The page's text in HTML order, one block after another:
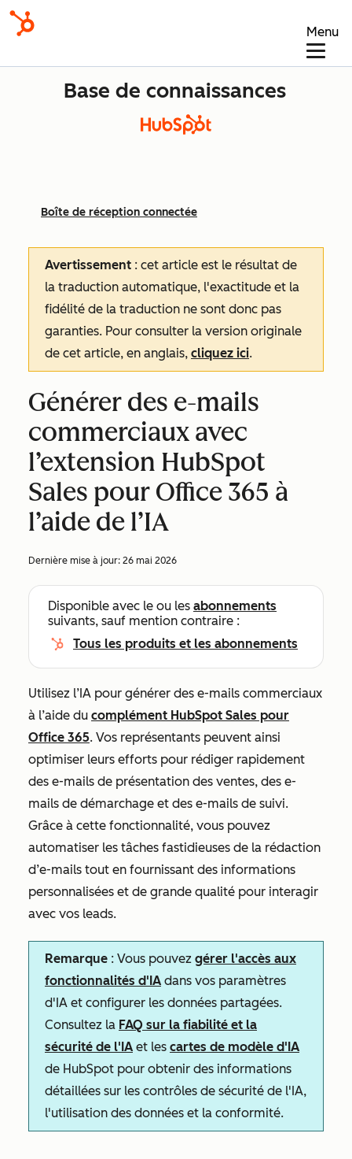
Menu
Base de connaissances
Boîte de réception connectée
Avertissement : cet article est le résultat de
la traduction automatique, l'exactitude et la
fidélité de la traduction ne sont donc pas
garanties. Pour consulter la version originale
de cet article, en anglais, cliquez ici.
Générer des e-mails
commerciaux avec
l’extension HubSpot
Sales pour Office 365 à
l’aide de l’IA
Dernière mise à jour: 26 mai 2026
Disponible avec le ou les abonnements
suivants, sauf mention contraire :
Tous les produits et les abonnements
Utilisez l’IA pour générer des e-mails commerciaux
à l’aide du complément HubSpot Sales pour
Office 365. Vos représentants peuvent ainsi
optimiser leurs efforts pour rédiger rapidement
des e-mails de présentation des ventes, des e-
mails de démarchage et des e-mails de suivi.
Grâce à cette fonctionnalité, vous pouvez
automatiser les tâches fastidieuses de la rédaction
d’e-mails tout en fournissant des informations
personnalisées et de grande qualité pour interagir
avec vos leads.
Remarque : Vous pouvez gérer l'accès aux
fonctionnalités d'IA dans vos paramètres
d'IA et configurer les données partagées.
Consultez la FAQ sur la fiabilité et la
sécurité de l'IA et les cartes de modèle d'IA
de HubSpot pour obtenir des informations
détaillées sur les contrôles de sécurité de l'IA,
l'utilisation des données et la conformité.